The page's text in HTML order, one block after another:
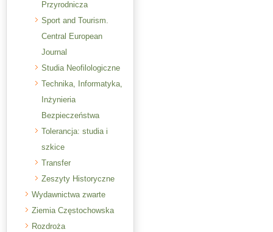
Przyrodnicza
Sport and Tourism.
Central European
Journal
Studia Neofilologiczne
Technika, Informatyka,
Inżynieria
Bezpieczeństwa
Tolerancja: studia i
szkice
Transfer
Zeszyty Historyczne
Wydawnictwa zwarte
Ziemia Częstochowska
Rozdroża